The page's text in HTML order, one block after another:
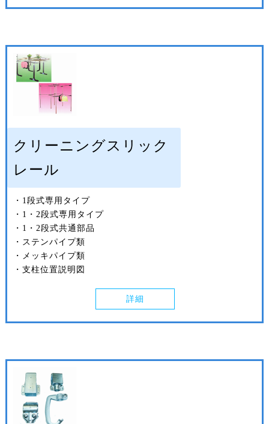
クリーニングスリック
レール
・1段式専用タイプ
・1・2段式専用タイプ
・1・2段式共通部品
・ステンパイプ類
・メッキパイプ類
・支柱位置説明図
詳細